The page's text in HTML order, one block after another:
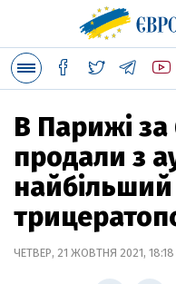
В Парижі
продали з
найбільший
ЧЕТВЕР, 21 ЖОВТНЯ 2021, 18:18